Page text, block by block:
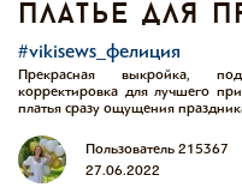
платье для
#vikisews_фелиция
Прекрасная выкройка,
корректировка для лучшего
платья сразу ощущения
Пользователь 215367
27.06.2022